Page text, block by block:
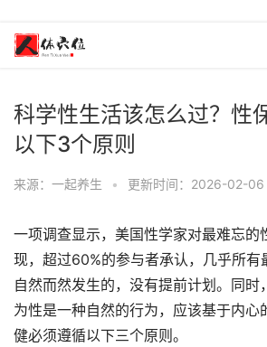
科学性生活该怎么过？性
以下3个原则
来源：一起养生 • 更新时间：2026-02-
一项调查显示，美国性学家对最难忘的
现，超过60%的参与者承认，几乎所有
自然而然发生的，没有提前计划。同时
为性是一种自然的行为，应该基于内心
健必须遵循以下三个原则。